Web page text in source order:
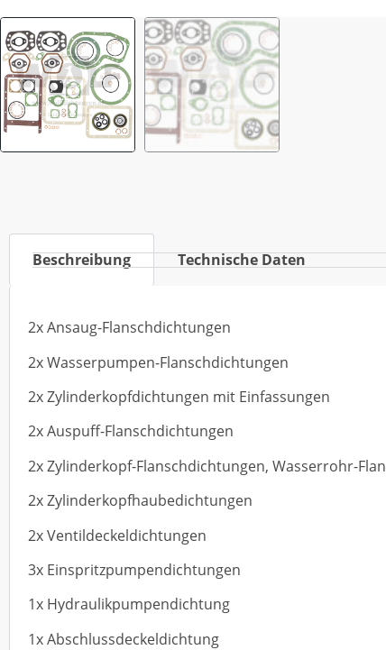
Beschreibung Technische Daten
2x Ansaug-Flanschdichtungen
2x Wasserpumpen-Flanschdichtungen
2x Zylinderkopfdichtungen mit Einfassungen
2x Auspuff-Flanschdichtungen
2x Zylinderkopf-Flanschdichtungen, Wasserrohr-
2x Zylinderkopfhaubedichtungen
2x Ventildeckeldichtungen
3x Einspritzpumpendichtungen
1x Hydraulikpumpendichtung
1x Abschlussdeckeldichtung